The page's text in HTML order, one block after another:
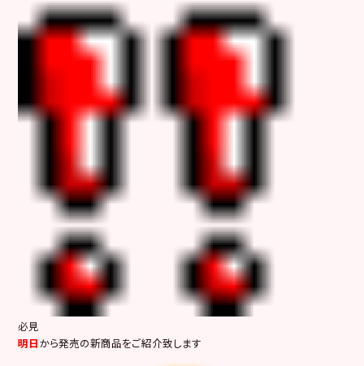
必見
明日から発売の新商品をご紹介致します